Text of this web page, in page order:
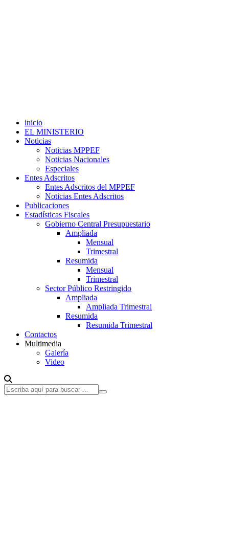
inicio
EL MINISTERIO
Noticias
Noticias MPPEF
Noticias Nacionales
Especiales
Entes Adscritos
Entes Adscritos del MPPEF
Noticias Entes Adscritos
Publicaciones
Estadísticas Fiscales
Gobierno Central Presupuestario
Ampliada
Mensual
Trimestral
Resumida
Mensual
Trimestral
Sector Público Restringido
Ampliada
Ampliada Trimestral
Resumida
Resumida Trimestral
Contactos
Multimedia
Galería
Video